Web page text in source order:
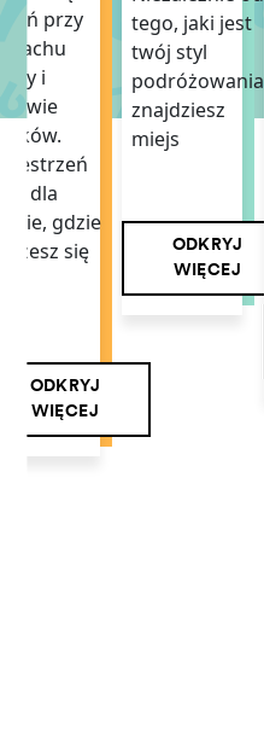
przy
i
dla
gdzie
się
ODKRYJ
WIĘCEJ
tego, jaki jest
twój styl
podróżowania,
znajdziesz
miejs
ODKRYJ
WIĘCEJ